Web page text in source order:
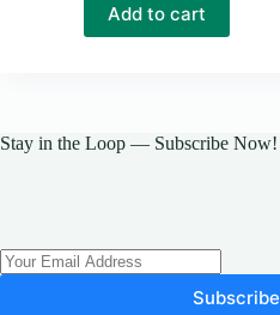
was:
₨ 1,700.
is:
₨ 1,500.
Add to cart
Stay in the Loop — Subscribe Now!
Subscribe